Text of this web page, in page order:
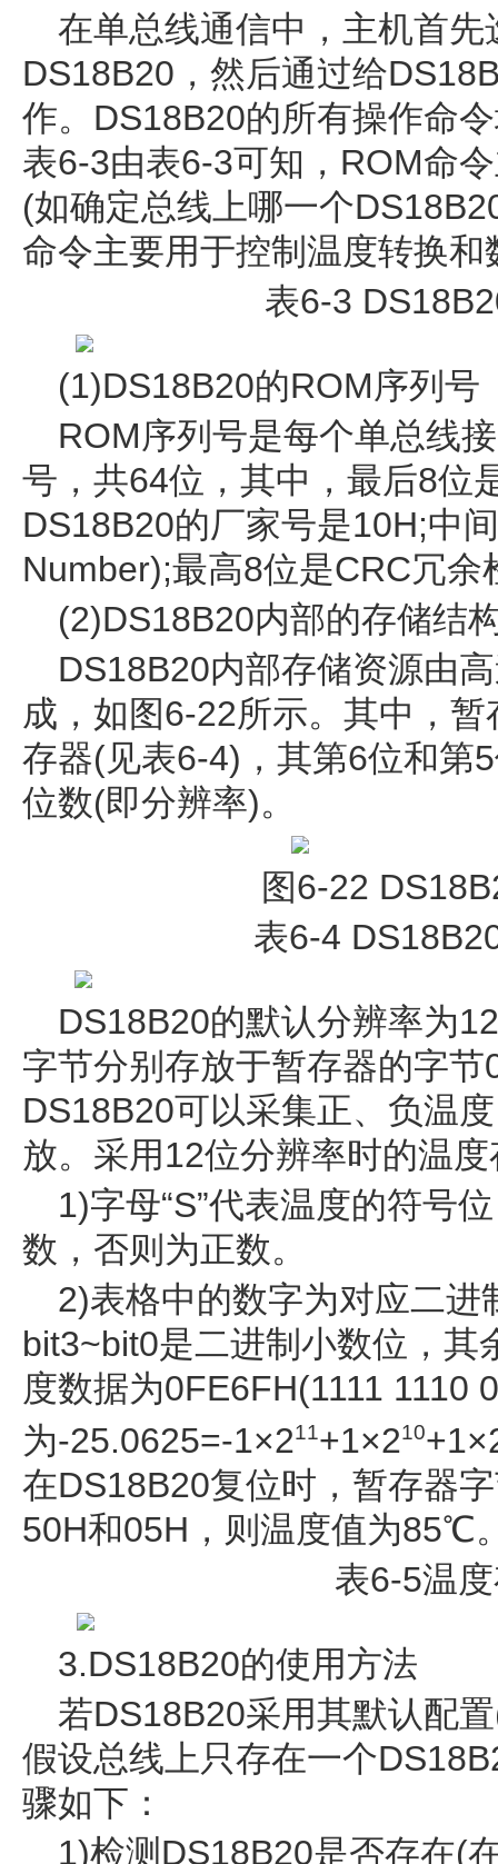
在单总线通信中，主机首先
DS18B20，然后通过给
作。DS18B20的所有操作命
表6-3由表6-3可知，ROM命
(如确定总线上哪一个
命令主要用于控制温度转换
表6-3
(1)DS18B20的ROM序列号
ROM序列号是每个单总线
号，共64位，其中，最后8位
DS18B20的厂家号是10H;中
Number);最高8位是CRC冗
(2)DS18B20内部的存储结
DS18B20内部存储资源由
成，如图6-22所示。其中，
存器(见表6-4)，其第6位和第
位数(即分辨率)。
图6-22
表6-4
DS18B20的默认分辨率为
字节分别存放于暂存器的字
DS18B20可以采集正、负温
放。采用12位分辨率时的温
1)字母“S”代表温度的符号
数，否则为正数。
2)表格中的数字为对应二
bit3~bit0是二进制小数位，其
度数据为0FE6FH(1111 1110
为-25.0625=-1×211+1×210
在DS18B20复位时，暂存器
50H和05H，则温度值为85℃
表6-5温
3.DS18B20的使用方法
若DS18B20采用其默认配
假设总线上只存在一个
骤如下：
1)检测DS18B20是否存在(